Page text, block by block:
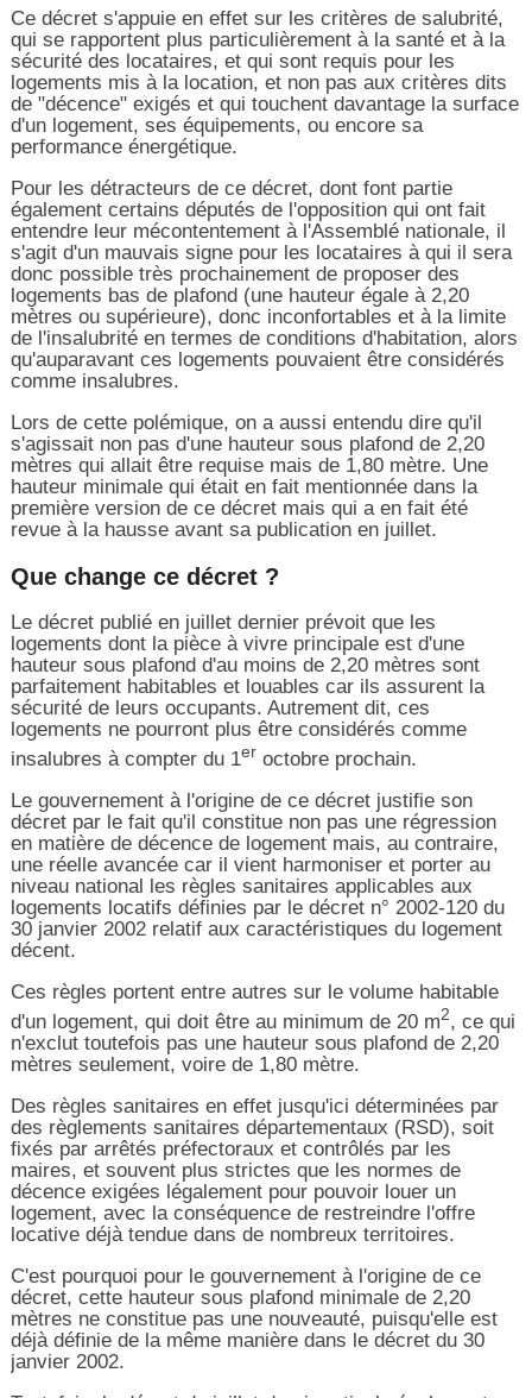
Ce décret s'appuie en effet sur les critères de salubrité,
qui se rapportent plus particulièrement à la santé et à la
sécurité des locataires, et qui sont requis pour les
logements mis à la location, et non pas aux critères dits
de "décence" exigés et qui touchent davantage la surface
d'un logement, ses équipements, ou encore sa
performance énergétique.
Pour les détracteurs de ce décret, dont font partie
également certains députés de l'opposition qui ont fait
entendre leur mécontentement à l'Assemblé nationale, il
s'agit d'un mauvais signe pour les locataires à qui il sera
donc possible très prochainement de proposer des
logements bas de plafond (une hauteur égale à 2,20
mètres ou supérieure), donc inconfortables et à la limite
de l'insalubrité en termes de conditions d'habitation, alors
qu'auparavant ces logements pouvaient être considérés
comme insalubres.
Lors de cette polémique, on a aussi entendu dire qu'il
s'agissait non pas d'une hauteur sous plafond de 2,20
mètres qui allait être requise mais de 1,80 mètre. Une
hauteur minimale qui était en fait mentionnée dans la
première version de ce décret mais qui a en fait été
revue à la hausse avant sa publication en juillet.
Que change ce décret ?
Le décret publié en juillet dernier prévoit que les
logements dont la pièce à vivre principale est d'une
hauteur sous plafond d'au moins de 2,20 mètres sont
parfaitement habitables et louables car ils assurent la
sécurité de leurs occupants. Autrement dit, ces
logements ne pourront plus être considérés comme
insalubres à compter du 1er octobre prochain.
Le gouvernement à l'origine de ce décret justifie son
décret par le fait qu'il constitue non pas une régression
en matière de décence de logement mais, au contraire,
une réelle avancée car il vient harmoniser et porter au
niveau national les règles sanitaires applicables aux
logements locatifs définies par le décret n° 2002-120 du
30 janvier 2002 relatif aux caractéristiques du logement
décent.
Ces règles portent entre autres sur le volume habitable
d'un logement, qui doit être au minimum de 20 m2, ce qui
n'exclut toutefois pas une hauteur sous plafond de 2,20
mètres seulement, voire de 1,80 mètre.
Des règles sanitaires en effet jusqu'ici déterminées par
des règlements sanitaires départementaux (RSD), soit
fixés par arrêtés préfectoraux et contrôlés par les
maires, et souvent plus strictes que les normes de
décence exigées légalement pour pouvoir louer un
logement, avec la conséquence de restreindre l'offre
locative déjà tendue dans de nombreux territoires.
C'est pourquoi pour le gouvernement à l'origine de ce
décret, cette hauteur sous plafond minimale de 2,20
mètres ne constitue pas une nouveauté, puisqu'elle est
déjà définie de la même manière dans le décret du 30
janvier 2002.